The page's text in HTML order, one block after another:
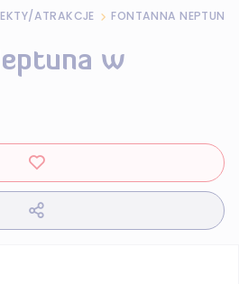
ATRAKCJE FONTANNA NEPTUNA
w